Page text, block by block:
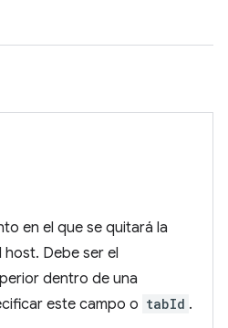
en el que se quitará la
Debe ser el
dentro de una
este campo o tabId .